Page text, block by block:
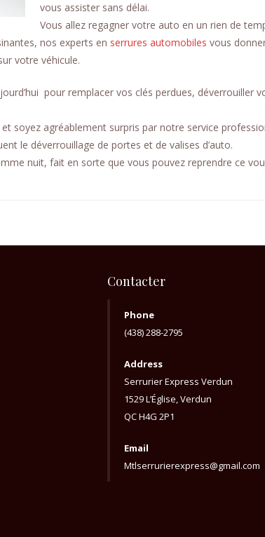
vous assister sans délai.
Vous allez regagner votre auto en un rien de
nos experts en serrures automobiles vous
votre véhicule.
pour remplacer vos clés perdues, déverrouiller
soyez agréablement surpris par notre service
le déverrouillage de portes et de valises d’auto.
nuit, fait en sorte que vous pouvez reprendre ce
Contacter
Phone
(438) 288-2795
Address
Serrurier Express Verdun
1529 L’Église, Verdun
QC H4G 2P1
Email
Mtlserrurierexpress@gmail.com